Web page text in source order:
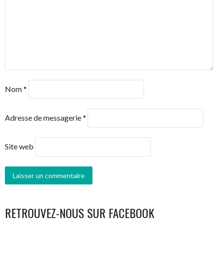
Nom*
Adresse de messagerie*
Site web
RETROUVEZ-NOUS SUR FACEBOOK